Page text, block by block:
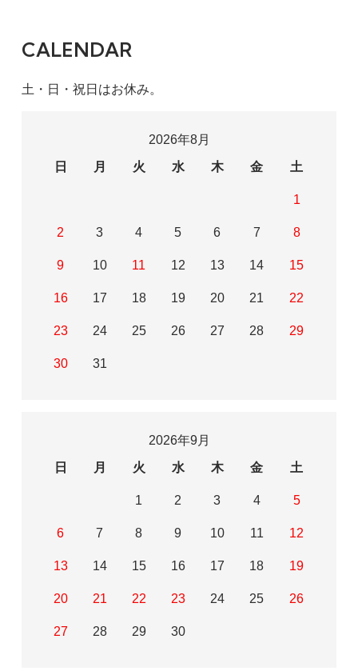
CALENDAR
土・日・祝日はお休み。
2026年8月
日
月 火 水 木 金 土
1
2 3 4 5 6 7 8
9 10 11 12 13 14 15
16 17 18 19 20 21 22
23 24 25 26 27 28 29
30 31
2026年9月
日
月 火 水 木 金 土
1 2 3 4 5
6 7 8 9 10 11 12
13 14 15 16 17 18 19
20 21 22 23 24 25 26
27 28 29 30